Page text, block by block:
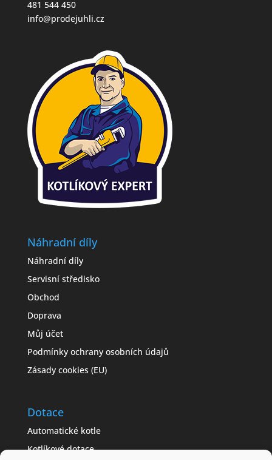
481 544 450
info@prodejuhli.cz
Náhradní díly
Náhradní díly
Servisní středisko
Obchod
Doprava
Můj účet
Podmínky ochrany osobních údajů
Zásady cookies (EU)
Dotace
Automatické kotle
Kotlíkové dotace